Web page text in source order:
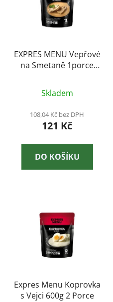
EXPRES MENU Vepřové
na Smetaně 1porce
Skladem
108,04 Kč bez DPH
121 Kč
DO KOŠÍKU
Expres Menu Koprovka
s Vejci 600g 2 Porce